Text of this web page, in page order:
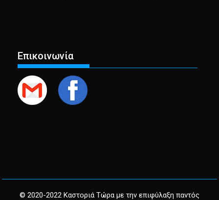
Επικοινωνία
© 2020-2022 Καστοριά Τώρα με την επιφύλαξη παντός